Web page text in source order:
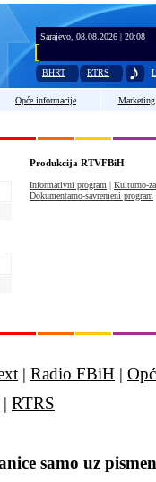
Sarajevo, 08.08.2026 | 20:08
BHRT RTRS
Opće informacije Marketing
Produkcija RTVFBiH
Informativni program | Kulturno-
Dokumentarno-savremeni program
| Radio FBiH |
| RTRS
samo uz